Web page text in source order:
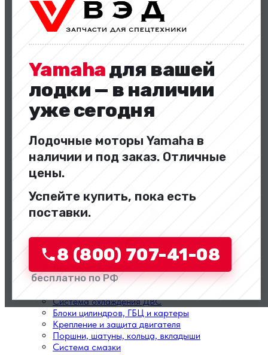
Yamahaдля вашей
лодки — в наличии
уже сегодня
Лодочные моторы Yamaha в
наличии и под заказ. Отличные
цены.
Успейте купить, пока есть
поставки.
8 (800) 707-41-08
бесплатно по РФ
Двигатели и комплектующие
Перейти в категорию
Топливная система
Система охлаждения ДВС
Блоки цилиндров, ГБЦ и картеры
Крепление и защита двигателя
Поршни, шатуны, кольца, вкладыши
Система смазки